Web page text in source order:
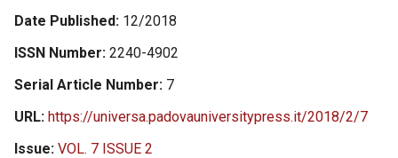
Date Published 12/2018
ISSN Number 2240-4902
Serial Article Number 7
URL https://universa.padovauniversitypress.it/2018/2/7
Issue VOL. 7 ISSUE 2